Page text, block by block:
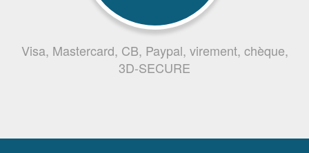
Visa, Mastercard, CB, Paypal, virement, chèque,
3D-SECURE